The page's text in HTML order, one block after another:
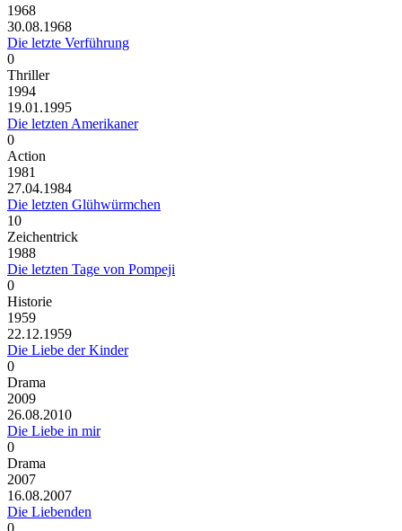
1968
30.08.1968
Die letzte Verführung
0
Thriller
1994
19.01.1995
Die letzten Amerikaner
0
Action
1981
27.04.1984
Die letzten Glühwürmchen
10
Zeichentrick
1988
Die letzten Tage von Pompeji
0
Historie
1959
22.12.1959
Die Liebe der Kinder
0
Drama
2009
26.08.2010
Die Liebe in mir
0
Drama
2007
16.08.2007
Die Liebenden
0